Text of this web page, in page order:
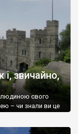
і, звичайно,
людиною свого
– чи знали ви це